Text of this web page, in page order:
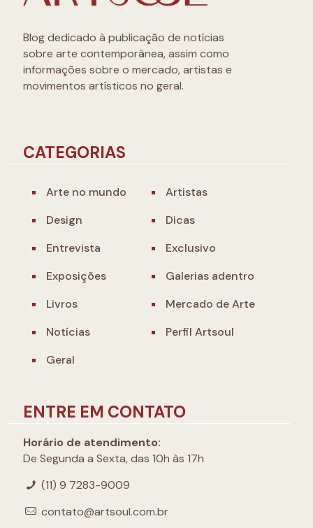
Blog dedicado à publicação de notícias
sobre arte contemporânea, assim como
informações sobre o mercado, artistas e
movimentos artísticos no geral.
CATEGORIAS
Arte no mundo
Artistas
Design
Dicas
Entrevista
Exclusivo
Exposições
Galerias adentro
Livros
Mercado de Arte
Notícias
Perfil Artsoul
Geral
ENTRE EM CONTATO
Horário de atendimento:
De Segunda a Sexta, das 10h às 17h
(11) 9 7283-9009
contato@artsoul.com.br